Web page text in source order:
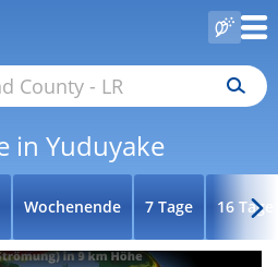
in Yuduyake
Wochenende 7 Tage 16 Tage